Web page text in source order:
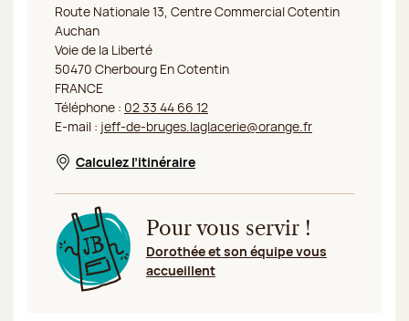
Jeff de Bruges La Glacerie
Route Nationale 13, Centre Commercial Cotentin
Auchan
Voie de la Liberté
50470 Cherbourg En Cotentin
FRANCE
Téléphone : 02 33 44 66 12
E-mail : jeff-de-bruges.laglacerie@orange.fr
Nouvelle fenêtre
Calculez l’itinéraire
Pour vous servir !
Dorothée et son équipe vous
accueillent